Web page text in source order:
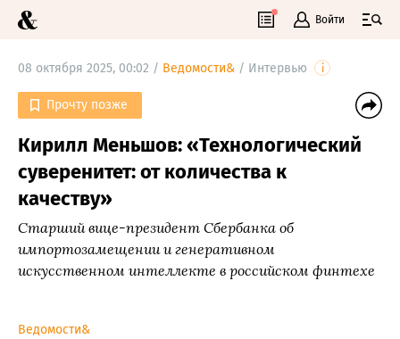
Войти
08 октября 2025, 00:02 / Ведомости& / Интервью i
Прочту позже
Кирилл Меньшов: «Технологический
суверенитет: от количества к
качеству»
Старший вице-президент Сбербанка об
импортозамещении и генеративном
искусственном интеллекте в российском финтехе
Ведомости&